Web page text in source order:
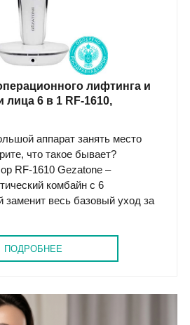
лифтинга и
6 в 1 RF-1610,
аппарат занять место
что такое бывает?
RF-1610 Gezatone –
комбайн с 6
заменит весь базовый уход за
ПОДРОБНЕЕ